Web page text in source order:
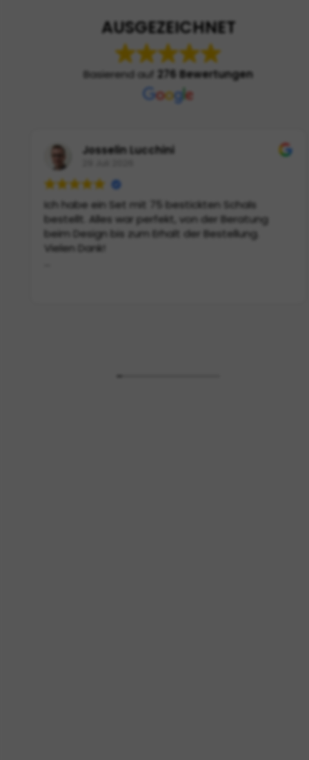
AUSGEZEICHNET
Basierend auf 276 Bewertungen
Josselin Lucchini
Ich habe ein Set mit 75 bestickten Schals
bestellt. Alles war perfekt, von der Beratung
beim Design bis zum Erhalt der Bestellung.
Vielen Dank!